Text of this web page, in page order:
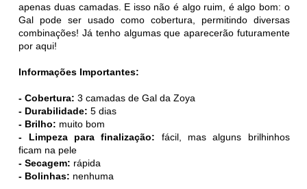
apenas duas camadas. E isso não é algo ruim, é algo bom: o
Gal pode ser usado como cobertura, permitindo diversas
combinações! Já tenho algumas que aparecerão futuramente
por aqui!
Informações Importantes:
- Cobertura:3 camadas de Gal da Zoya
- Durabilidade:5 dias
- Brilho: muito bom
- Limpeza para finalização: fácil, mas alguns brilhinhos
ficam na pele
- Secagem: rápida
- Bolinhas: nenhuma